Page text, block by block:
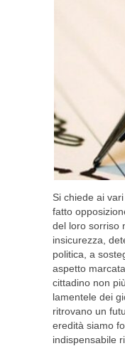
Si chiede ai
fatto
del loro sorriso
insicurezza,
politica, a
aspetto
cittadino non
lamentele dei
ritrovano un
eredità siamo
indispensabile